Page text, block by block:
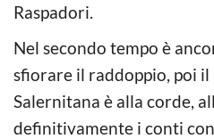
Raspadori.
Nel secondo tempo è
sfiorare il raddoppio, poi il
Salernitana è alla corde,
definitivamente i conti con